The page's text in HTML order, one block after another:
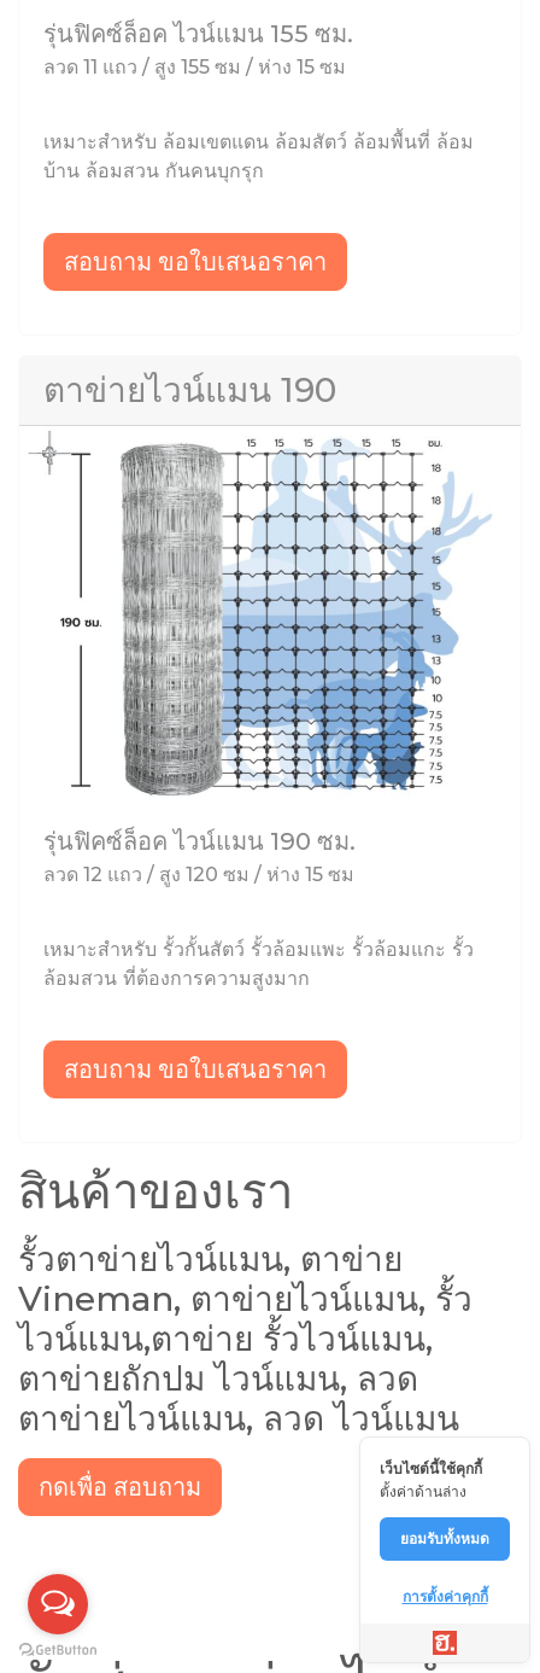
รุ่นฟิคซ์ล็อค ไวน์แมน 155 ซม.
ลวด 11 แถว / สูง 155 ซม / ห่าง 15 ซม
เหมาะสำหรับ ล้อมเขตแดน ล้อมสัตว์ ล้อมพื้นที่ ล้อม
บ้าน ล้อมสวน กันคนบุกรุก
สอบถาม ขอใบเสนอราคา
ตาข่ายไวน์แมน 190
รุ่นฟิคซ์ล็อค ไวน์แมน 190 ซม.
ลวด 12 แถว / สูง 120 ซม / ห่าง 15 ซม
เหมาะสำหรับ รั้วกั้นสัตว์ รั้วล้อมแพะ รั้วล้อมแกะ รั้ว
ล้อมสวน ที่ต้องการความสูงมาก
สอบถาม ขอใบเสนอราคา
สินค้าของเรา
รั้วตาข่ายไวน์แมน, ตาข่าย
Vineman, ตาข่ายไวน์แมน, รั้ว
ไวน์แมน,ตาข่าย รั้วไวน์แมน,
ตาข่ายถักปม ไวน์แมน, ลวด
ตาข่ายไวน์แมน, ลวด ไวน์แมน
กดเพื่อ สอบถาม
เว็บไซต์นี้ใช้คุกกี้
ตั้งค่าด้านล่าง
ยอมรับทั้งหมด
การตั้งค่าคุกกี้